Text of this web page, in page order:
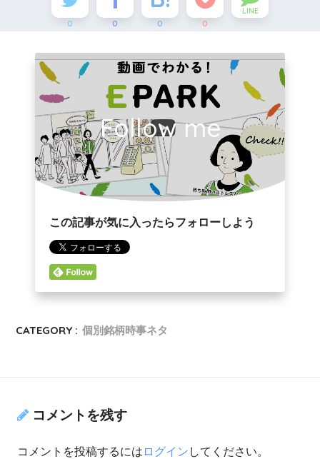
0 0 0 0
LINE
Follow me
この記事が気に入ったらフォローしよう
CATEGORY : 個別銘柄時事ネタ
コメントを残す
コメントを投稿するには ログイン してください。